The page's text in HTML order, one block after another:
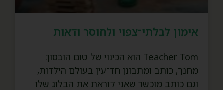
אימון לבלתי־צפוי ולחוסר ודאות
Teacher Tom הוא הכינוי של טום הובסון:
מחנך, כותב ומתבונן חד־עין בעולם הילדות,
וגם כותב מוכשר שאני קוראת את הבלוג שלו